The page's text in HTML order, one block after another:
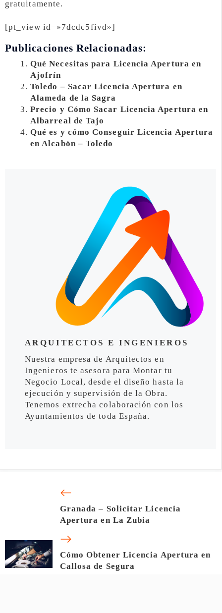
gratuitamente.
[pt_view id=»7dcdc5fivd»]
Publicaciones Relacionadas:
Qué Necesitas para Licencia Apertura en
Ajofrín
Toledo – Sacar Licencia Apertura en
Alameda de la Sagra
Precio y Cómo Sacar Licencia Apertura en
Albarreal de Tajo
Qué es y cómo Conseguir Licencia Apertura
en Alcabón – Toledo
ARQUITECTOS E INGENIEROS
Nuestra empresa de Arquitectos en
Ingenieros te asesora para Montar tu
Negocio Local, desde el diseño hasta la
ejecución y supervisión de la Obra.
Tenemos extrecha colaboración con los
Ayuntamientos de toda España.
Granada – Solicitar Licencia
Apertura en La Zubia
Cómo Obtener Licencia Apertura en
Callosa de Segura